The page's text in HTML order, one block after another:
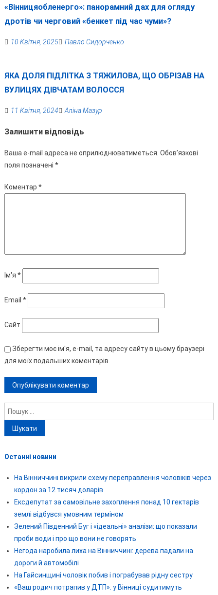
«Вінницяобленерго»: панорамний дах для огляду
дротів чи черговий «бенкет під час чуми»?
10 Квітня, 2025 Павло Сидорченко
ЯКА ДОЛЯ ПІДЛІТКА З ТЯЖИЛОВА, ЩО ОБРІЗАВ НА
ВУЛИЦЯХ ДІВЧАТАМ ВОЛОССЯ
11 Квітня, 2024 Аліна Мазур
Залишити відповідь
Ваша e-mail адреса не оприлюднюватиметься. Обов’язкові
поля позначені *
Коментар *
Ім'я *
Email *
Сайт
Зберегти моє ім'я, e-mail, та адресу сайту в цьому браузері
для моїх подальших коментарів.
Пошук:
Останні новини
На Вінниччині викрили схему переправлення чоловіків через
кордон за 12 тисяч доларів
Ексдепутат за самовільне захоплення понад 10 гектарів
землі відбувся умовним терміном
Зелений Південний Буг і «ідеальні» аналізи: що показали
проби води і про що вони не говорять
Негода наробила лиха на Вінниччині: дерева падали на
дороги й автомобілі
На Гайсинщині чоловік побив і пограбував рідну сестру
«Ваш родич потрапив у ДТП»: у Вінниці судитимуть